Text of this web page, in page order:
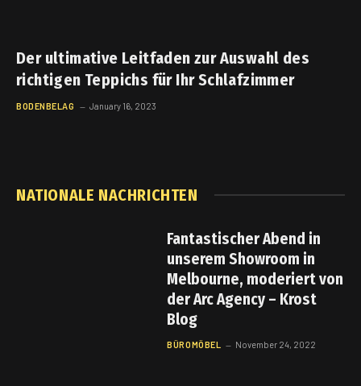
Der ultimative Leitfaden zur Auswahl des
richtigen Teppichs für Ihr Schlafzimmer
BODENBELAG January 16, 2023
NATIONALE NACHRICHTEN
Fantastischer Abend in
unserem Showroom in
Melbourne, moderiert von
der Arc Agency – Krost
Blog
BÜROMÖBEL November 24, 2022